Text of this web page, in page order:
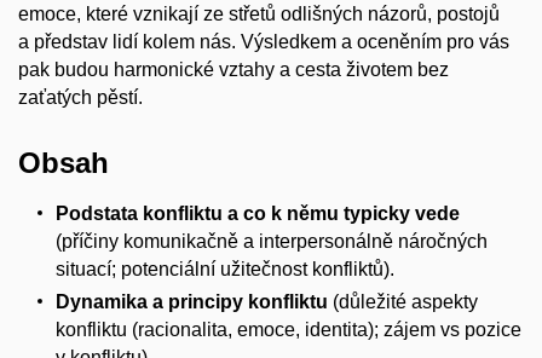
emoce, které vznikají ze střetů odlišných názorů, postojů
a představ lidí kolem nás. Výsledkem a oceněním pro vás
pak budou harmonické vztahy a cesta životem bez
zaťatých pěstí.
Obsah
Podstata konfliktu a co k němu typicky vede
(příčiny komunikačně a interpersonálně náročných
situací; potenciální užitečnost konfliktů).
Dynamika a principy konfliktu (důležité aspekty
konfliktu (racionalita, emoce, identita); zájem vs pozice